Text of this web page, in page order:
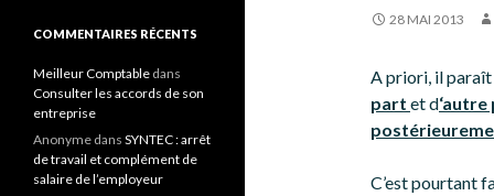
28 MAI 2013
A priori, il paraît
part et d
C’est pourtant
COMMENTAIRES RÉCENTS
Meilleur Comptable dans
Consulter les accords de son
entreprise
Anonyme dans SYNTEC : arrêt
de travail et complément de
salaire de l’employeur